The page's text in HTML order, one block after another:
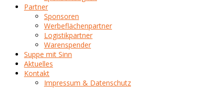
Partner
Sponsoren
Werbeflächenpartner
Logistikpartner
Warenspender
Suppe mit Sinn
Aktuelles
Kontakt
Impressum & Datenschutz